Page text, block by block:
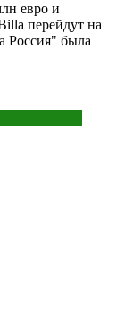
евро и
перейдут на
Россия" была